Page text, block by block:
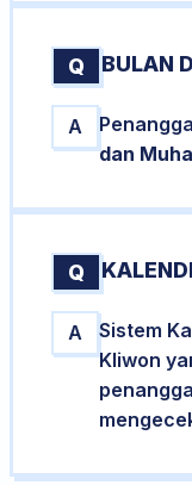
Q BULAN
A
dan
Q
A
Sistem
Kliwon